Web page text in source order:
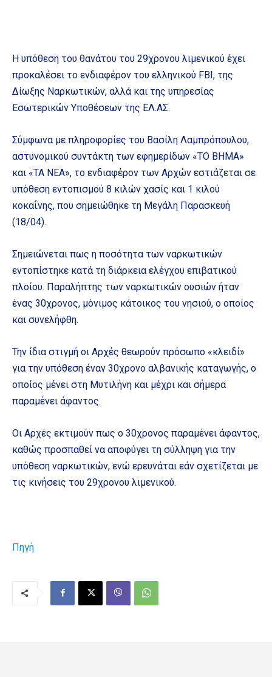
Η υπόθεση του θανάτου του 29χρονου λιμενικού έχει
προκαλέσει το ενδιαφέρον του ελληνικού FBI, της
Δίωξης Ναρκωτικών, αλλά και της υπηρεσίας
Εσωτερικών Υποθέσεων της ΕΛ.ΑΣ.
Σύμφωνα με πληροφορίες του Βασίλη Λαμπρόπουλου,
αστυνομικού συντάκτη των εφημερίδων «ΤΟ ΒΗΜΑ»
και «ΤΑ ΝΕΑ», το ενδιαφέρον των Αρχών εστιάζεται σε
υπόθεση εντοπισμού 8 κιλών χασίς και 1 κιλού
κοκαΐνης, που σημειώθηκε τη Μεγάλη Παρασκευή
(18/04).
Σημειώνεται πως η ποσότητα των ναρκωτικών
εντοπίστηκε κατά τη διάρκεια ελέγχου επιβατικού
πλοίου. Παραλήπτης των ναρκωτικών ουσιών ήταν
ένας 30χρονος, μόνιμος κάτοικος του νησιού, ο οποίος
και συνελήφθη.
Την ίδια στιγμή οι Αρχές θεωρούν πρόσωπο «κλειδί»
για την υπόθεση έναν 30χρονο αλβανικής καταγωγής, ο
οποίος μένει στη Μυτιλήνη και μέχρι και σήμερα
παραμένει άφαντος.
Οι Αρχές εκτιμούν πως ο 30χρονος παραμένει άφαντος,
καθώς προσπαθεί να αποφύγει τη σύλληψη για την
υπόθεση ναρκωτικών, ενώ ερευνάται εάν σχετίζεται με
τις κινήσεις του 29χρονου λιμενικού.
Πηγή